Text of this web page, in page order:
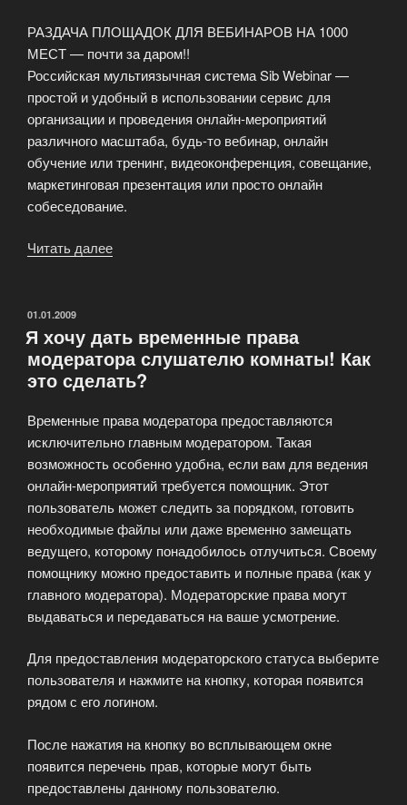
РАЗДАЧА ПЛОЩАДОК ДЛЯ ВЕБИНАРОВ НА 1000
МЕСТ — почти за даром!!
Российская мультиязычная система Sib Webinar —
простой и удобный в использовании сервис для
организации и проведения онлайн-мероприятий
различного масштаба, будь-то вебинар, онлайн
обучение или тренинг, видеоконференция, совещание,
маркетинговая презентация или просто онлайн
собеседование.
Читать далее
функций»
ОПУБЛИКОВАНО
01.01.2009
Я хочу дать временные права
модератора слушателю комнаты! Как
это сделать?
Временные права модератора предоставляются
исключительно главным модератором. Такая
возможность особенно удобна, если вам для ведения
онлайн-мероприятий требуется помощник. Этот
пользователь может следить за порядком, готовить
необходимые файлы или даже временно замещать
ведущего, которому понадобилось отлучиться. Своему
помощнику можно предоставить и полные права (как у
главного модератора). Модераторские права могут
выдаваться и передаваться на ваше усмотрение.
Для предоставления модераторского статуса выберите
пользователя и нажмите на кнопку, которая появится
рядом с его логином.
После нажатия на кнопку во всплывающем окне
появится перечень прав, которые могут быть
предоставлены данному пользователю.